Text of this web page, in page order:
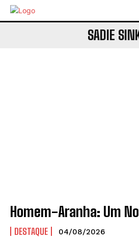
SADIE
Homem-Aranha: Um
DESTAQUE 04/08/2026